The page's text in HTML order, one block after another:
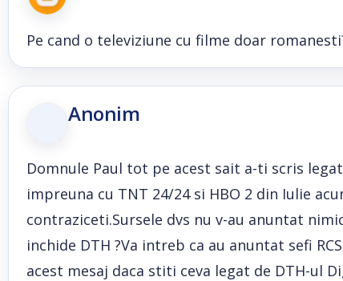
Pe cand o televiziune cu filme doar
Anonim
Domnule Paul tot pe acest sait a-ti scris
impreuna cu TNT 24/24 si HBO 2 din Iulie
contraziceti.Sursele dvs nu v-au anuntat
inchide DTH ?Va intreb ca au anuntat sefi
acest mesaj daca stiti ceva legat de DTH-ul